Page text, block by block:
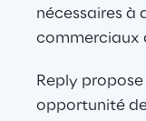
nécessaires à
commerciaux
Reply
opportunité